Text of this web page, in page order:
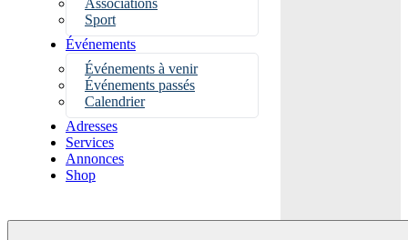
Associations
Sport
Événements
Événements à venir
Événements passés
Calendrier
Adresses
Services
Annonces
Shop